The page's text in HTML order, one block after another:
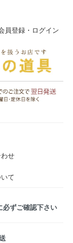
員登録・ログイン
せ
て
必ずご確認下さい